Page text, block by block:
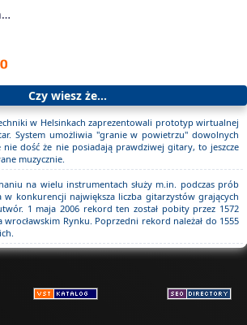
MOZOS STND 5 Uchwyt stojak statyw na 5 gitar
Czy wiesz że...
w Helsinkach zaprezentowali prototyp wirtualnej
System umożliwia "granie w powietrzu" dowolnych
dość że nie posiadają prawdziwej gitary, to jeszcze
muzycznie.
na wielu instrumentach służy m.in. podczas prób
w konkurencji największa liczba gitarzystów grających
1 maja 2006 rekord ten został pobity przez 1572
Rynku. Poprzedni rekord należał do 1555